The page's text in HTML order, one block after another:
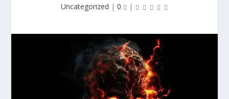
Uncategorized | 0 |